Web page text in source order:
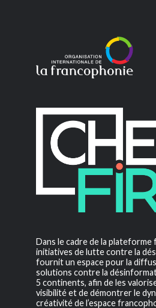
Dans le cadre de la plateforme
initiatives de lutte contre la
fournit un espace pour la
solutions contre la
5 continents, afin de les
visibilité et de démontrer le
créativité de l’espace